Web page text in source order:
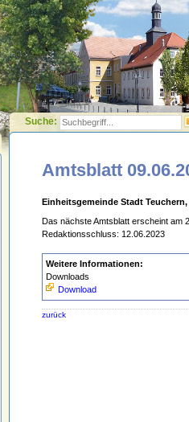
Suche:
Amtsblatt
Einheitsgemeinde Stadt Teuchern,
Das nächste Amtsblatt erscheint am
Redaktionsschluss: 12.06.2023
Weitere Informationen:
Downloads
Download
zurück